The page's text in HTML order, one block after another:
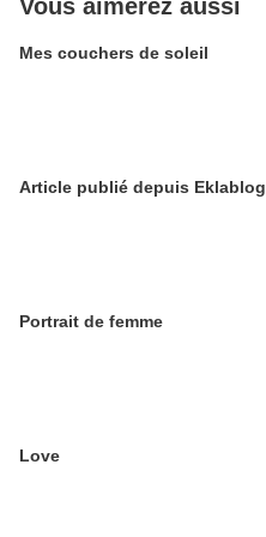
Vous aimerez aussi
Mes couchers de soleil
Article publié depuis Eklablog
Portrait de femme
Love